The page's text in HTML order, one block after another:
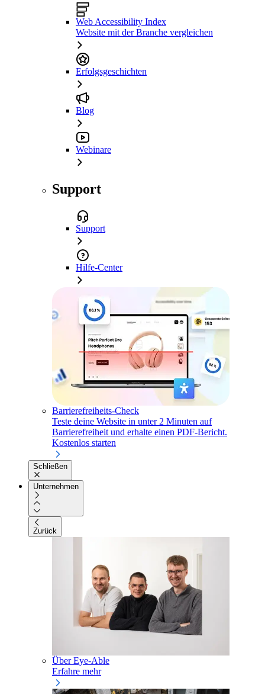
Web Accessibility Index
Website mit der Branche vergleichen
Erfolgsgeschichten
Blog
Webinare
Support
Support
Hilfe-Center
Barrierefreiheits-Check
Teste deine Website in unter 2 Minuten auf
Barrierefreiheit und erhalte einen PDF-Bericht.
Kostenlos starten
Schließen
Unternehmen
Zurück
Über Eye-Able
Erfahre mehr